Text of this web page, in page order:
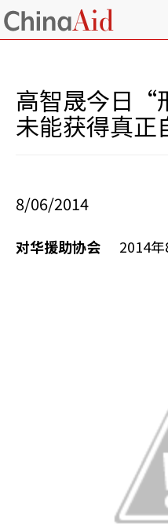
高智晟今日“
未能获得真正
8/06/2014
对华援助协会 2014年